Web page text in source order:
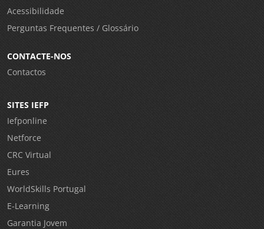
Acessibilidade
Perguntas Frequentes / Glossário
CONTACTE-NOS
Contactos
SITES IEFP
Iefponline
Netforce
CRC Virtual
Eures
WorldSkills Portugal
E-Learning
Garantia Jovem